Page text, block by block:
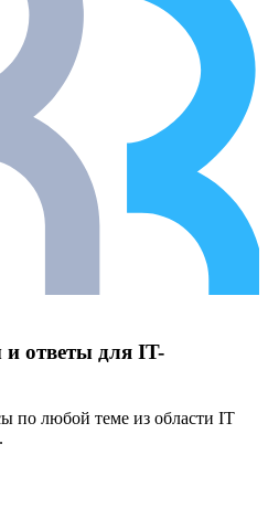
ответы для IT-
по любой теме из области IT